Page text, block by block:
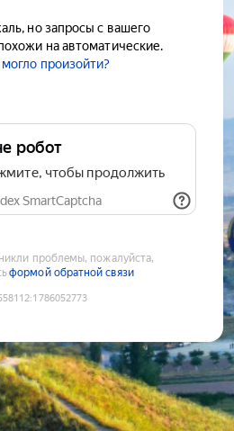
но запросы с вашего
на автоматические.
произойти?
не робот
чтобы продолжить
SmartCaptcha
проблемы, пожалуйста,
формой обратной связи
:1786052773